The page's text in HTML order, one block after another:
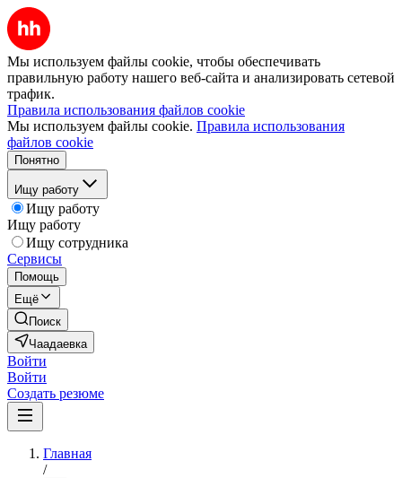
Мы используем файлы cookie, чтобы обеспечивать
правильную работу нашего веб-сайта и анализировать сетевой
трафик.
Правила использования файлов cookie
Мы используем файлы cookie. Правила использования
файлов cookie
Понятно
Ищу работу
Ищу работу
Ищу работу
Ищу сотрудника
Сервисы
Помощь
Ещё
Поиск
Чаадаевка
Войти
Войти
Создать резюме
Главная
/